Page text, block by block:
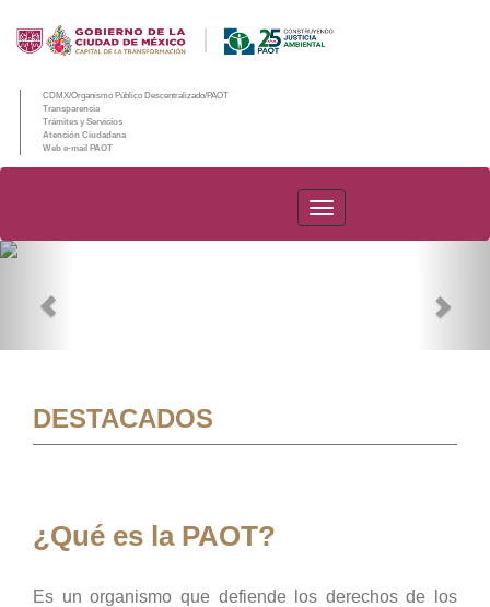
CDMX/Organismo Público Descentralizado/PAOT
Transparencia
Trámites y Servicios
Atención Ciudadana
Web e-mail PAOT
PAOT
DESTACADOS
¿Qué es la PAOT?
Es un organismo que defiende los derechos de los